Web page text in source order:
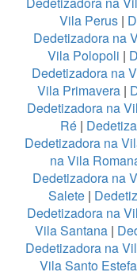
Vila Perus|
Dedetizadora na
Vila Polopoli |
Dedetizadora na
Vila Primavera |
Dedetizadora na
Ré |
Dedetizadora na
na Vila
Dedetizadora na
Salete|
Dedetizadora na
Vila Santana |
Dedetizadora na
Vila Santo